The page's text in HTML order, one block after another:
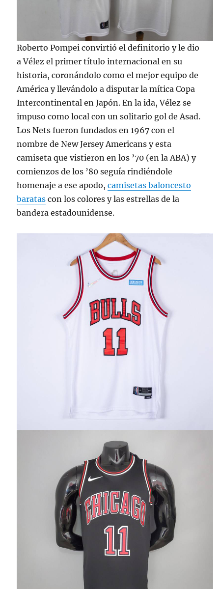
Roberto Pompei convirtió el definitorio y le dio
a Vélez el primer título internacional en su
historia, coronándolo como el mejor equipo de
América y llevándolo a disputar la mítica Copa
Intercontinental en Japón. En la ida, Vélez se
impuso como local con un solitario gol de Asad.
Los Nets fueron fundados en 1967 con el
nombre de New Jersey Americans y esta
camiseta que vistieron en los ’70 (en la ABA) y
comienzos de los ’80 seguía rindiéndole
homenaje a ese apodo,camisetas baloncesto
baratas con los colores y las estrellas de la
bandera estadounidense.